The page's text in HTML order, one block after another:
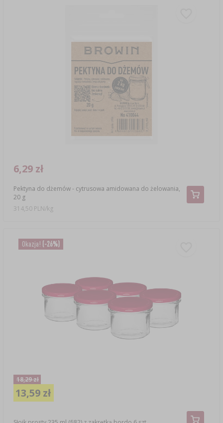
Pektyna do dżemów - cytrusowa amidowana do żelowania,
20 g
6,29 zł
314,50 PLN/kg
Okazja! (-26%)
18,29 zł
13,59 zł